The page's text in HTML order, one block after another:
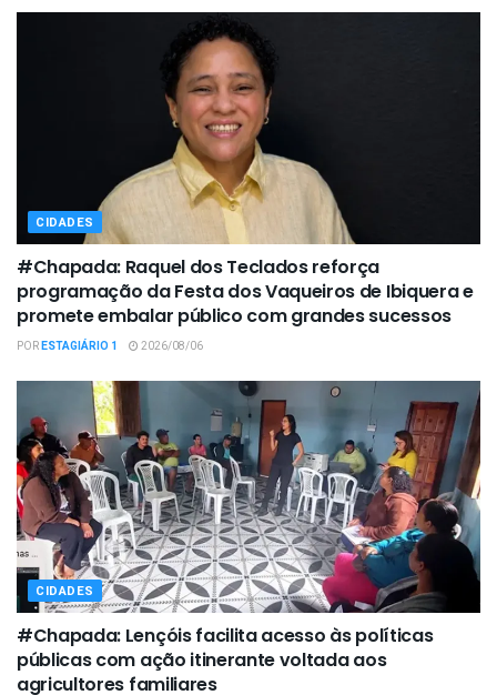
CIDADES
#Chapada: Raquel dos Teclados reforça
programação da Festa dos Vaqueiros de Ibiquera e
promete embalar público com grandes sucessos
PORESTAGIÁRIO 1 2026/08/06
CIDADES
#Chapada: Lençóis facilita acesso às políticas
públicas com ação itinerante voltada aos
agricultores familiares